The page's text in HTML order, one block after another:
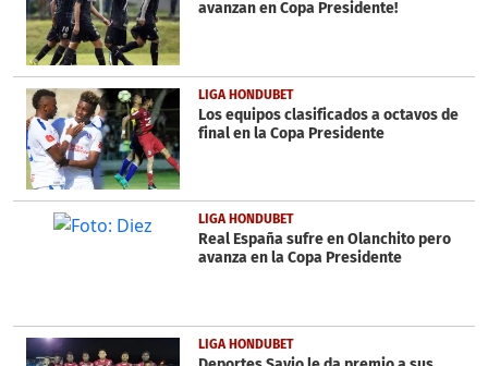
avanzan en Copa Presidente!
LIGA HONDUBET
Los equipos clasificados a octavos de
final en la Copa Presidente
LIGA HONDUBET
Real España sufre en Olanchito pero
avanza en la Copa Presidente
LIGA HONDUBET